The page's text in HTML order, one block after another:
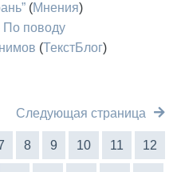
(Мнения)
По поводу
(ТекстБлог)
Следующая страница
8 9 10 11 12